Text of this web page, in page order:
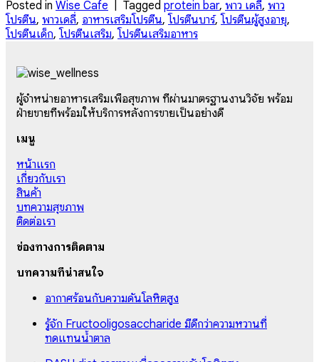
Posted in Wise Cafe Tagged protein bar, พาว เดลี่, พาว
โปรตีน, พาวเดลี่, อาหารเสริมโปรตีน, โปรตีนบาร์, โปรตีนผู้สูงอายุ,
โปรตีนเด็ก, โปรตีนเสริม, โปรตีนเสริมอาหาร
ผู้จำหน่ายอาหารเสริมเพื่อสุขภาพ ที่ผ่านมาตรฐานงานวิจัย พร้อม
ฝ่ายขายที่พร้อมให้บริการหลังการขายเป็นอย่างดี
เมนู
หน้าแรก
เกี่ยวกับเรา
สินค้า
บทความสุขภาพ
ติดต่อเรา
ช่องทางการติดตาม
บทความที่น่าสนใจ
อากาศร้อนกับความดันโลหิตสูง
รู้จัก Fructooligosaccharide มีดีกว่าความหวานที่
ทดแทนน้ำตาล